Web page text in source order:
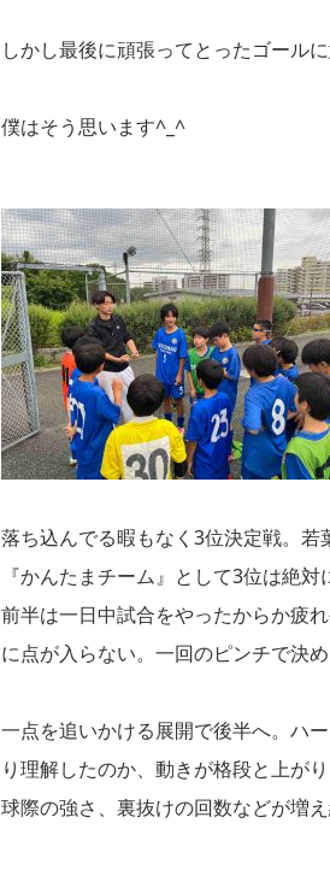
しかし最後に頑張ってとったゴール
僕はそう思います^_^
落ち込んでる暇もなく3位決定戦。若
『かんたまチーム』として3位は絶対
前半は一日中試合をやったからか疲
に点が入らない。一回のピンチで決め
一点を追いかける展開で後半へ。ハ
り理解したのか、動きが格段と上がり
球際の強さ、裏抜けの回数などが増